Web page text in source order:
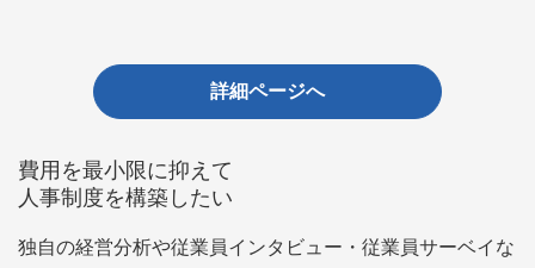
詳細ページへ
費用を最小限に抑えて
人事制度を構築したい
独自の経営分析や従業員インタビュー・従業員サーベイな